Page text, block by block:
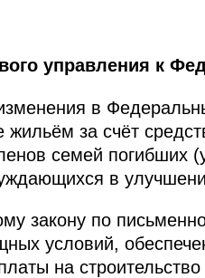
управления к
в
за счёт
семей погибших
в
закону по
условий,
на